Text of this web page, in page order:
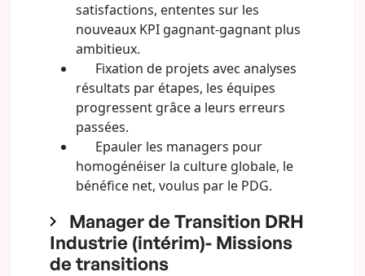
satisfactions, ententes sur les
nouveaux KPI gagnant-gagnant plus
ambitieux.
Fixation de projets avec analyses
résultats par étapes, les équipes
progressent grâce a leurs erreurs
passées.
Epauler les managers pour
homogénéiser la culture globale, le
bénéfice net, voulus par le PDG.
Manager de Transition DRH
Industrie (intérim)- Missions
de transitions